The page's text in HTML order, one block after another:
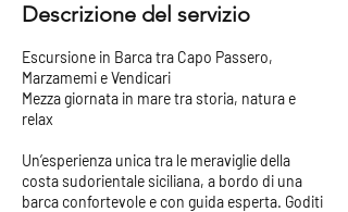
Descrizione del servizio
Escursione in Barca tra Capo Passero,
Marzamemi e Vendicari
Mezza giornata in mare tra storia, natura e
relax
Un’esperienza unica tra le meraviglie della
costa sudorientale siciliana, a bordo di una
barca confortevole e con guida esperta. Goditi